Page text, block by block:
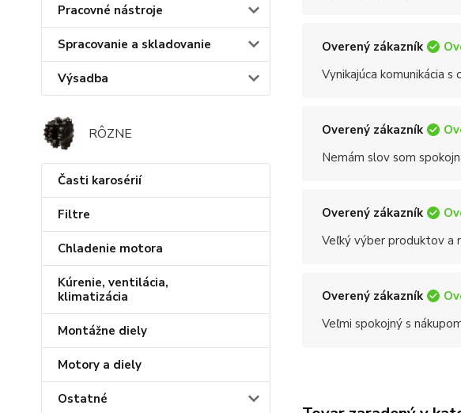
Pracovné nástroje
Spracovanie a skladovanie
Výsadba
RÔZNE
Časti karosérií
Filtre
Chladenie motora
Kúrenie, ventilácia,
klimatizácia
Montážne diely
Motory a diely
Ostatné
Overený zákazník
Vynikajúca komunikácia
Overený zákazník
Nemám slov som
Overený zákazník
Veľký výber produktov a
Overený zákazník
Veľmi spokojný s